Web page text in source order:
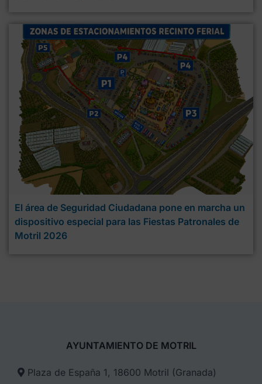
El área de Seguridad Ciudadana pone en marcha un
dispositivo especial para las Fiestas Patronales de
Motril 2026
AYUNTAMIENTO DE MOTRIL
Plaza de España 1, 18600 Motril (Granada)​